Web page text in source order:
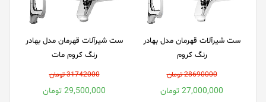
ست شیرآلات قهرمان مدل بهادر
رنگ کروم مات
31742000 تومان
29,500,000 تومان
ست شیرآلات قهرمان مدل بهادر
رنگ کروم
28690000 تومان
27,000,000 تومان